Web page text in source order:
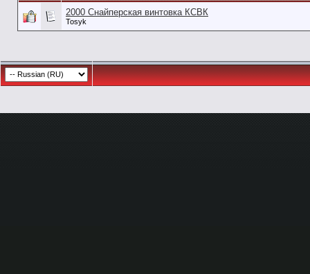
2000 Снайперская винтовка КСВК
Tosyk